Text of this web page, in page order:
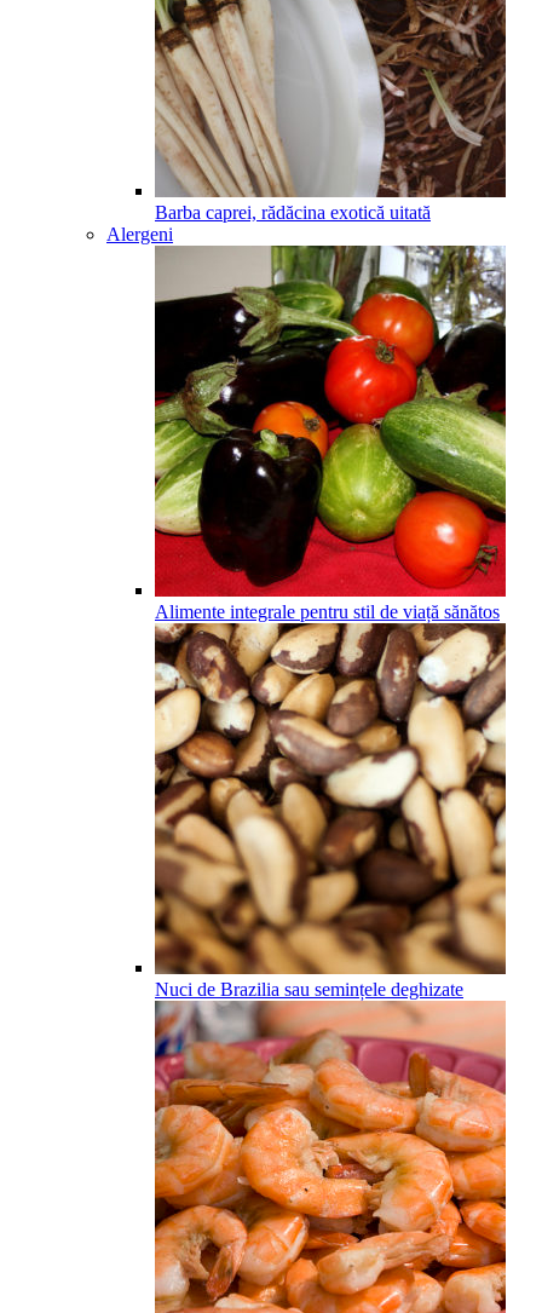
Barba caprei, rădăcina exotică uitată
Alergeni
Alimente integrale pentru stil de viață sănătos
Nuci de Brazilia sau semințele deghizate